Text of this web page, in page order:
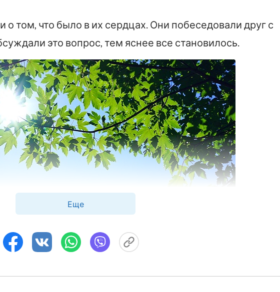
о том, что было в их сердцах. Они побеседовали друг с
это вопрос, тем яснее все становилось.
согласна с вами в вашем понимании. Возможно,
Если мы не будем искать, то мы будем
Еще